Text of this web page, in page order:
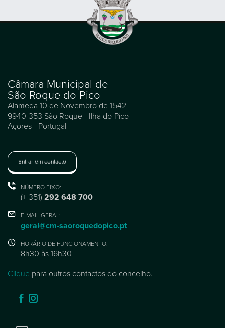
Câmara Municipal de
São Roque do Pico
Alameda 10 de Novembro de 1542
9940-353 São Roque - Ilha do Pico
Açores - Portugal
Entrar em contacto
NÚMERO FIXO:
(+ 351) 292 648 700
E-MAIL GERAL:
geral@cm-saoroquedopico.pt
HORÁRIO DE FUNCIONAMENTO:
8h30 às 16h30
Clique para outros contactos do concelho.